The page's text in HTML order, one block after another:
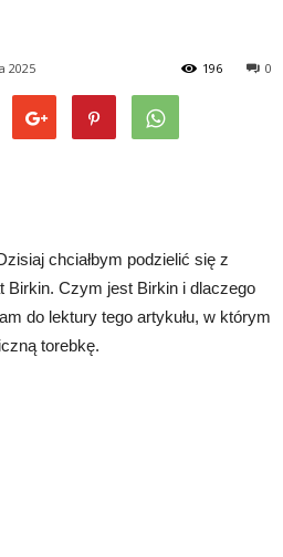
2025 0
196
chciałbym podzielić się z
Birkin. Czym jest Birkin i dlaczego
do lektury tego artykułu, w którym
torebkę.